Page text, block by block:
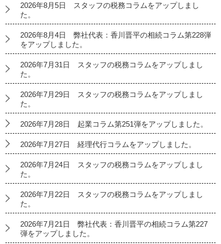
2026年8月5日 スタッフの税務コラムをアップしまし
た。
2026年8月4日 弊社代表：香川晋平の相続コラム第228弾
をアップしました。
2026年7月31日 スタッフの税務コラムをアップしまし
た。
2026年7月29日 スタッフの税務コラムをアップしまし
た。
2026年7月28日 起業コラム第251弾をアップしました。
2026年7月27日 経理代行コラムをアップしました。
2026年7月24日 スタッフの税務コラムをアップしまし
た。
2026年7月22日 スタッフの税務コラムをアップしまし
た。
2026年7月21日 弊社代表：香川晋平の相続コラム第227
弾をアップしました。